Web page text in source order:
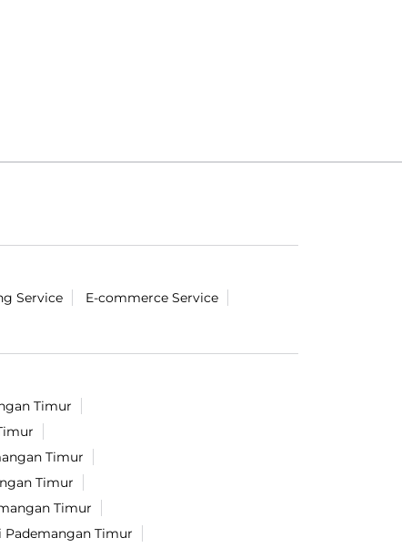
Service
E-commerce Service
Timur
Timur
Timur
Timur
Timur